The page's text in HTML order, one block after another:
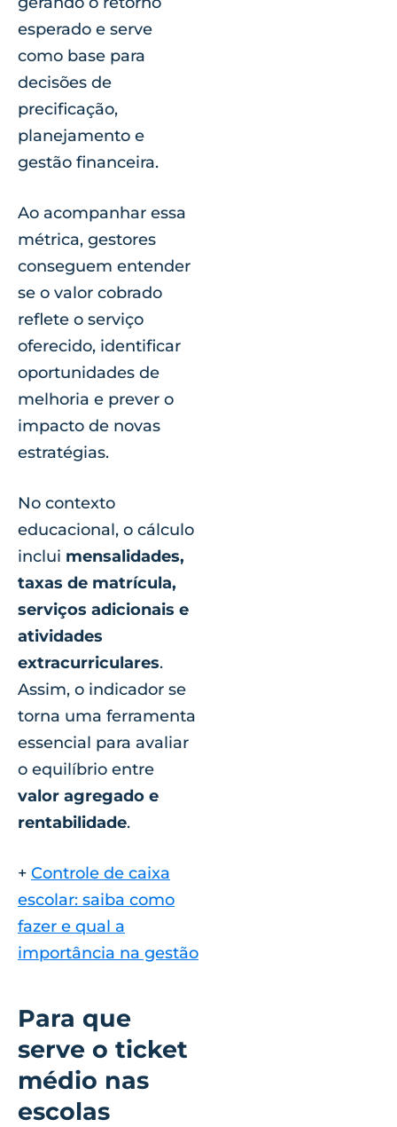
esperado e serve
como base para
decisões de
precificação,
planejamento e
gestão financeira.
Ao acompanhar essa
métrica, gestores
conseguem entender
se o valor cobrado
reflete o serviço
oferecido, identificar
oportunidades de
melhoria e prever o
impacto de novas
estratégias.
No contexto
educacional, o cálculo
inclui mensalidades,
taxas de matrícula,
serviços adicionais e
atividades
extracurriculares.
Assim, o indicador se
torna uma ferramenta
essencial para avaliar
o equilíbrio entre
valor agregado e
rentabilidade.
+ Controle de caixa
escolar: saiba como
fazer e qual a
importância na gestão
Para que
serve o ticket
médio nas
escolas